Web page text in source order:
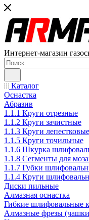
Интернет-магазин
Каталог
Оснастка
Абразив
1.1.1 Круги отрезные
1.1.2 Круги зачистные
1.1.3 Круги лепестковые
1.1.5 Круги точильные
1.1.6 Шкурка
1.1.8 Сегменты для
1.1.7 Губки
1.1.4 Круги
Диски пильные
Алмазная оснастка
Гибкие шлифовальные
Алмазные фрезы